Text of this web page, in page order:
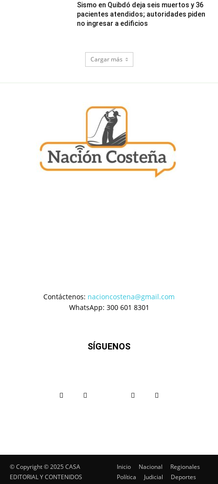
Sismo en Quibdó deja seis muertos y 36
pacientes atendidos; autoridades piden
no ingresar a edificios
Cargar más
Contáctenos: nacioncostena@gmail.com
WhatsApp: 300 601 8301
SÍGUENOS
© Copyright ©️ 2025 CASA
EDITORIAL Y CONTENIDOS
Inicio Nacional
Regionales
Política
Judicial
Deportes